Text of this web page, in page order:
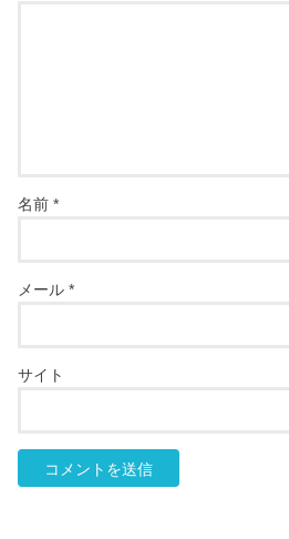
名前*
メール*
サイト